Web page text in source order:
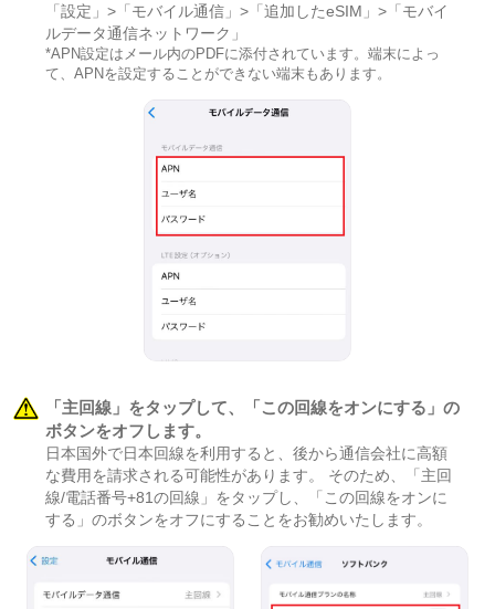
「設定」>「モバイル通信」>「追加したeSIM」>「モバイ
ルデータ通信ネットワーク」
*APN設定はメール内のPDFに添付されています。端末によっ
て、APNを設定することができない端末もあります。
「主回線」をタップして、「この回線をオンにする」の
ボタンをオフします。
日本国外で日本回線を利用すると、後から通信会社に高額
な費用を請求される可能性があります。 そのため、「主回
線/電話番号+81の回線」をタップし、「この回線をオンに
する」のボタンをオフにすることをお勧めいたします。